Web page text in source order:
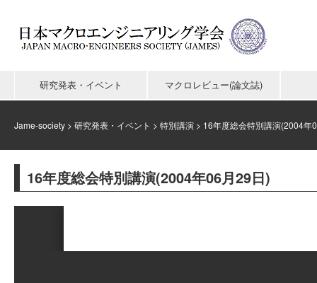
研究発表・イベント マクロレビュー(論文誌)
Jame-society > 研究発表・イベント > 特別講演 > 16年度総会特別講演(2004年
16年度総会特別講演(2004年06月29日)